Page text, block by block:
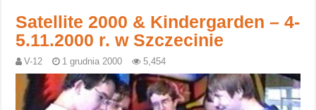
Satellite 2000 & Kindergarden – 4-
5.11.2000 r. w Szczecinie
V-12 1 grudnia 2000 5,454